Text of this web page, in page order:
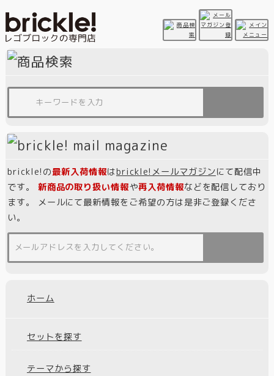
brickle!の最新入荷情報はbrickle!メールマガジンにて配信中
です。 新商品の取り扱い情報や再入荷情報などを配信しており
ます。 メールにて最新情報をご希望の方は是非ご登録くださ
い。
ホーム
セットを探す
テーマから探す